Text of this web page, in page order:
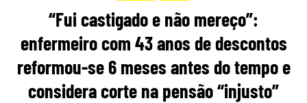
“Fui castigado e não mereço”:
enfermeiro com 43 anos de descontos
reformou-se 6 meses antes do tempo e
considera corte na pensão “injusto”